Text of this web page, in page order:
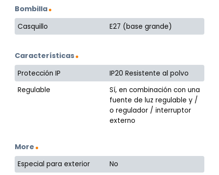
Bombilla
Casquillo E27 (base grande)
Características
Protección IP
IP20 Resistente al polvo
Regulable
Sí, en combinación con una
fuente de luz regulable y /
o regulador / interruptor
externo
More
Especial para exterior
No